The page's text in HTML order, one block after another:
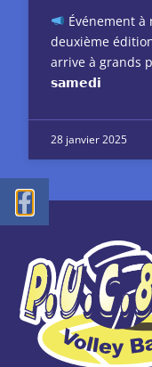
Événement à
deuxième
arrive à grands
𝘀𝗮𝗺𝗲𝗱𝗶
28 janvier 2025